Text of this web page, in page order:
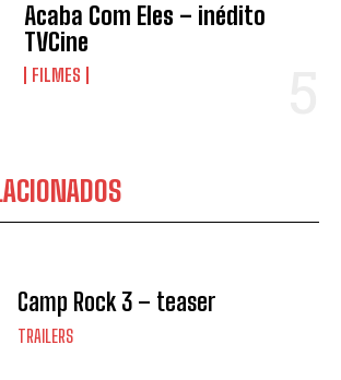
Acaba Com Eles – inédito
TVCine
FILMES
Camp Rock 3 – teaser
TRAILERS